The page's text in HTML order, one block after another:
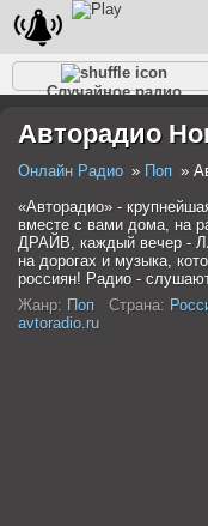
Случайное радио
Разговорное
Рэп
Авторадио
Онлайн Радио Поп
«Авторадио» -
вместе с вами дома, на
ДРАЙВ, каждый вечер -
на дорогах и музыка,
россиян! Радио -
Жанр: Поп Страна:
avtoradio.ru